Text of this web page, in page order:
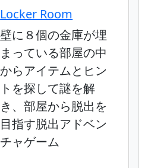
Locker Room
壁に８個の金庫が埋
まっている部屋の中
からアイテムとヒン
トを探して謎を解
き、部屋から脱出を
目指す脱出アドベン
チャゲーム